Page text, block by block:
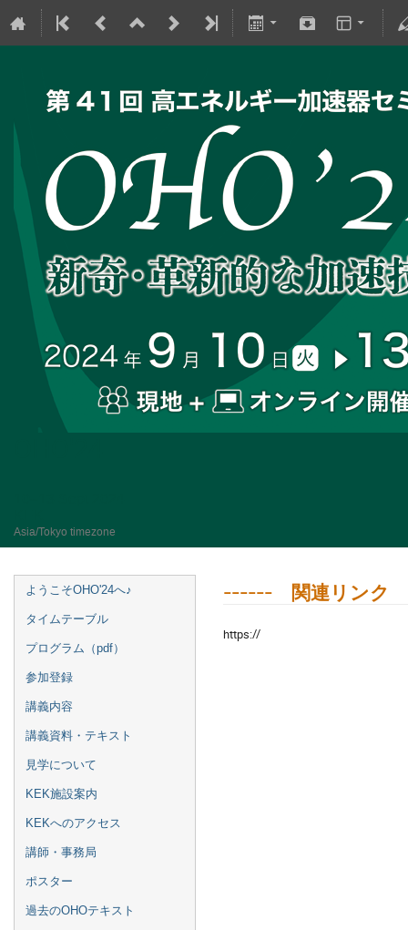
Asia/Tokyo timezone
ようこそOHO'24へ♪
タイムテーブル
プログラム（pdf）
参加登録
講義内容
講義資料・テキスト
見学について
KEK施設案内
KEKへのアクセス
講師・事務局
ポスター
過去のOHOテキスト
------ 関連リンク
https://